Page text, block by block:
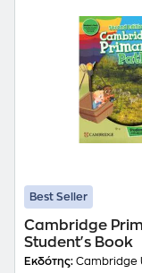
Best Seller
Cambridge
Student's Book
Εκδότης: Cambridge